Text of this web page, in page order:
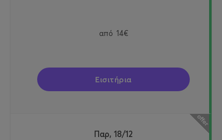
από 14€
Εισιτήρια
Παρ, 18/12